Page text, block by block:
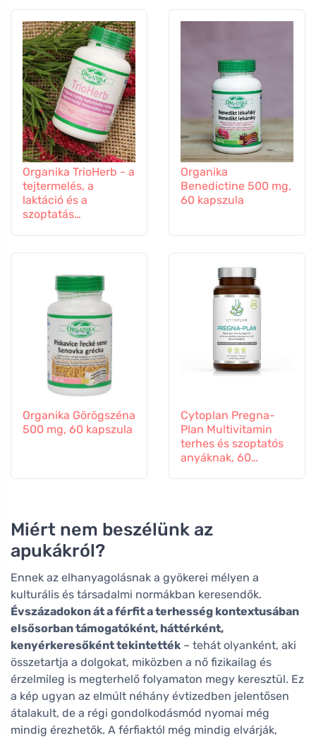
Organika TrioHerb - a
tejtermelés, a
laktáció és a
szoptatás
Organika
Benedictine 500 mg,
60 kapszula
Organika Görögszéna
500 mg, 60 kapszula
Cytoplan Pregna-
Plan Multivitamin
terhes és szoptatós
anyáknak, 60
Miért nem beszélünk az
apukákról?
Ennek az elhanyagolásnak a gyökerei mélyen a
kulturális és társadalmi normákban keresendők.
Évszázadokon át a férfit a terhesség kontextusában
elsősorban támogatóként, háttérként,
kenyérkeresőként tekintették – tehát olyanként, aki
összetartja a dolgokat, miközben a nő fizikailag és
érzelmileg is megterhelő folyamaton megy keresztül. Ez
a kép ugyan az elmúlt néhány évtizedben jelentősen
átalakult, de a régi gondolkodásmód nyomai még
mindig érezhetők. A férfiaktól még mindig elvárják,